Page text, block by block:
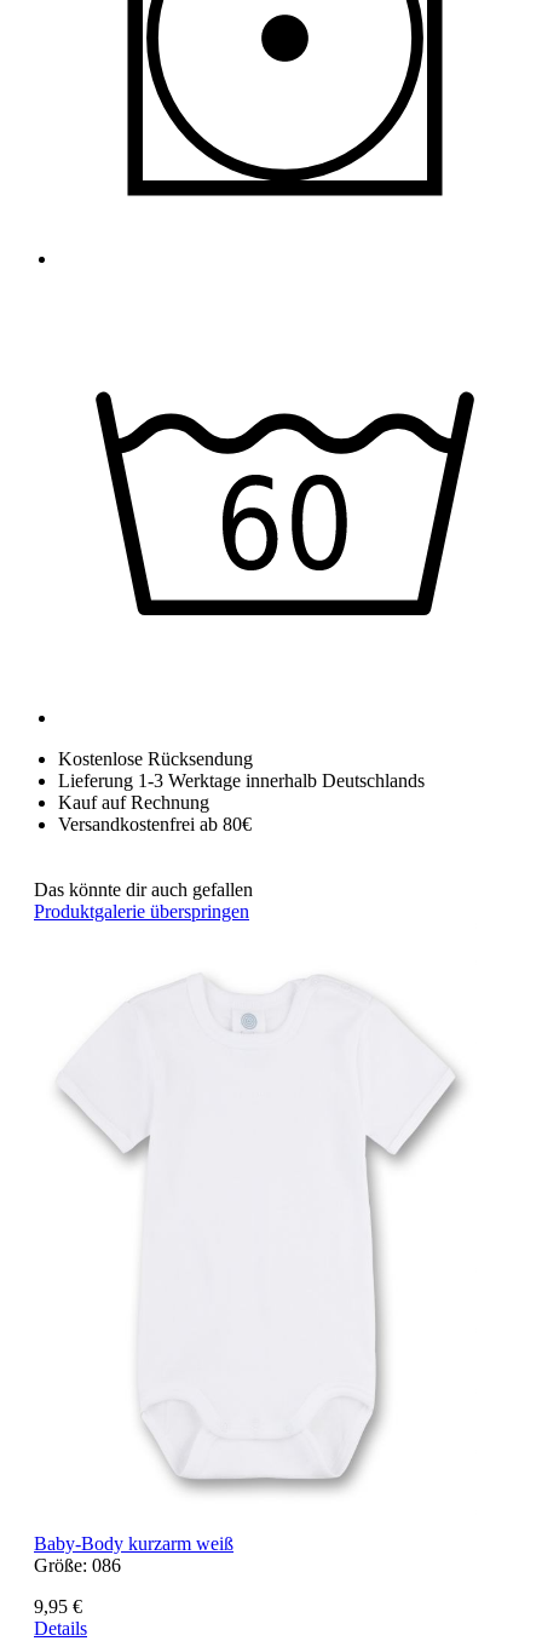
Kostenlose Rücksendung
Lieferung 1-3 Werktage innerhalb Deutschlands
Kauf auf Rechnung
Versandkostenfrei ab 80€
Das könnte dir auch gefallen
Produktgalerie überspringen
Baby-Body kurzarm weiß
Größe: 086
9,95 €
Details